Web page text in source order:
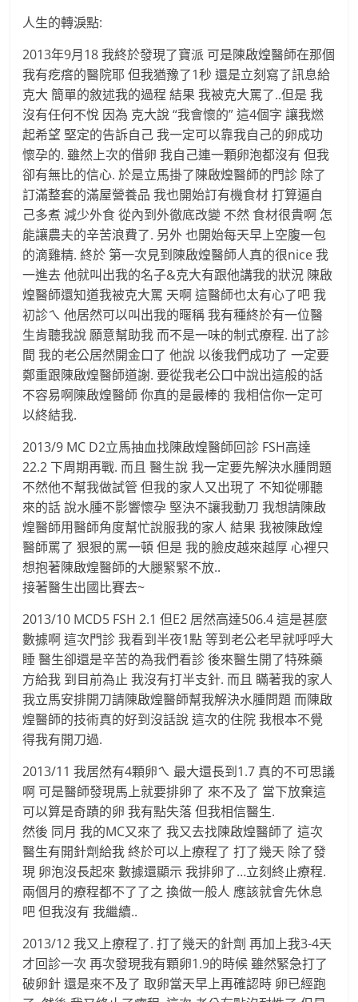
人生的轉淚點:
2013年9月18 我終於發現了寶派 可是陳啟煌醫師在那個
我有疙瘩的醫院耶 但我猶豫了1秒 還是立刻寫了訊息給
克大 簡單的敘述我的過程 結果 我被克大罵了..但是 我
沒有任何不悅 因為 克大說 “我會懷的” 這4個字 讓我燃
起希望 堅定的告訴自己 我一定可以靠我自己的卵成功
懷孕的. 雖然上次的借卵 我自己連一顆卵泡都沒有 但我
卻有無比的信心. 於是立馬掛了陳啟煌醫師的門診 除了
訂滿整套的滿屋營養品 我也開始訂有機食材 打算逼自
己多煮 減少外食 從內到外徹底改變 不然 食材很貴啊 怎
能讓農夫的辛苦浪費了. 另外 也開始每天早上空腹一包
的滴雞精. 終於 第一次見到陳啟煌醫師人真的很nice 我
一進去 他就叫出我的名子&克大有跟他講我的狀況 陳啟
煌醫師還知道我被克大罵 天啊 這醫師也太有心了吧 我
初診ㄟ 他居然可以叫出我的暱稱 我有種終於有一位醫
生肯聽我說 願意幫助我 而不是一味的制式療程. 出了診
間 我的老公居然開金口了 他說 以後我們成功了 一定要
鄭重跟陳啟煌醫師道謝. 要從我老公口中說出這般的話
不容易啊陳啟煌醫師 你真的是最棒的 我相信你一定可
以終結我.
2013/9 MC D2立馬抽血找陳啟煌醫師回診 FSH高達
22.2 下周期再戰. 而且 醫生說 我一定要先解決水腫問題
不然他不幫我做試管 但我的家人又出現了 不知從哪聽
來的話 說水腫不影響懷孕 堅決不讓我動刀 我想請陳啟
煌醫師用醫師角度幫忙說服我的家人 結果 我被陳啟煌
醫師罵了 狠狠的罵一頓 但是 我的臉皮越來越厚 心裡只
想抱著陳啟煌醫師的大腿緊緊不放..
接著醫生出國比賽去~
2013/10 MCD5 FSH 2.1 但E2 居然高達506.4 這是甚麼
數據啊 這次門診 我看到半夜1點 等到老公老早就呼呼大
睡 醫生卻還是辛苦的為我們看診 後來醫生開了特殊藥
方給我 到目前為止 我沒有打半支針. 而且 瞞著我的家人
我立馬安排開刀請陳啟煌醫師幫我解決水腫問題 而陳啟
煌醫師的技術真的好到沒話說 這次的住院 我根本不覺
得我有開刀過.
2013/11 我居然有4顆卵ㄟ 最大還長到1.7 真的不可思議
啊 可是醫師發現馬上就要排卵了 來不及了 當下放棄這
可以算是奇蹟的卵 我有點失落 但我相信醫生.
然後 同月 我的MC又來了 我又去找陳啟煌醫師了 這次
醫生有開針劑給我 終於可以上療程了 打了幾天 除了發
現 卵泡沒長起來 數據還顯示 我排卵了…立刻終止療程.
兩個月的療程都不了了之 換做一般人 應該就會先休息
吧 但我沒有 我繼續..
2013/12 我又上療程了. 打了幾天的針劑 再加上我3-4天
才回診一次 再次發現我有顆卵1.9的時候 雖然緊急打了
破卵針 還是來不及了 取卵當天早上再確認時 卵已經跑